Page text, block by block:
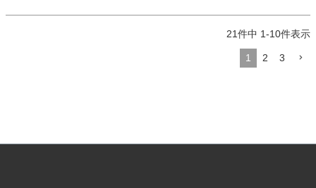
21件中 1-10件表示
1 2 3